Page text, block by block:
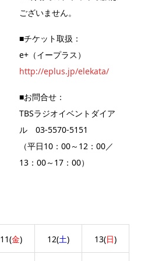
ございません。
■チケット取扱：
e+（イープラス）
http://eplus.jp/elekata/
■お問合せ：
TBSラジオイベントダイア
ル 03‐5570‐5151
（平日10：00～12：00／
13：00～17：00）
11(金) 12(土) 13(日)